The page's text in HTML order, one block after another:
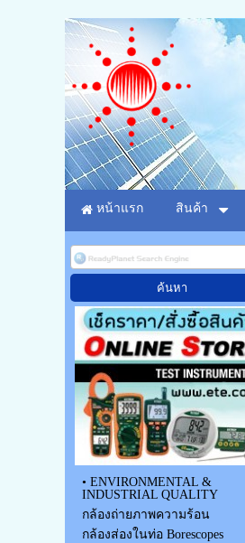
หน้าแรก สินค้า
• ENVIRONMENTAL &
INDUSTRIAL QUALITY
กล้องถ่ายภาพความร้อน
กล้องส่องในท่อ Borescopes